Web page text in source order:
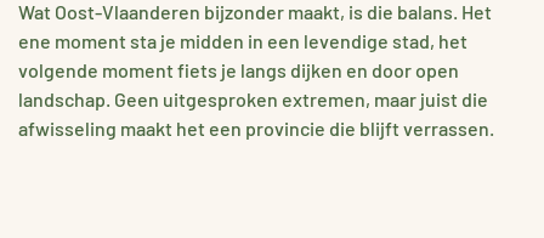
Wat Oost-Vlaanderen bijzonder maakt, is die balans. Het
ene moment sta je midden in een levendige stad, het
volgende moment fiets je langs dijken en door open
landschap. Geen uitgesproken extremen, maar juist die
afwisseling maakt het een provincie die blijft verrassen.